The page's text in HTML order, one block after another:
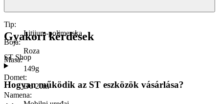
Tip:
Litijum-polimerska
Boja:
Roza
Masa:
149g
Domet:
Do 20m
Namena:
Gyakori kérdések
ST Shop
Hogyan működik az ST eszközök vásárlása?